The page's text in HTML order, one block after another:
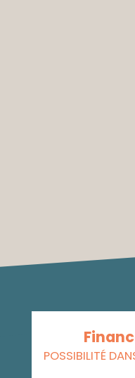
POSSIBILITÉ